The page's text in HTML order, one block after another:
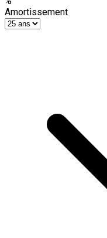
Amortissement